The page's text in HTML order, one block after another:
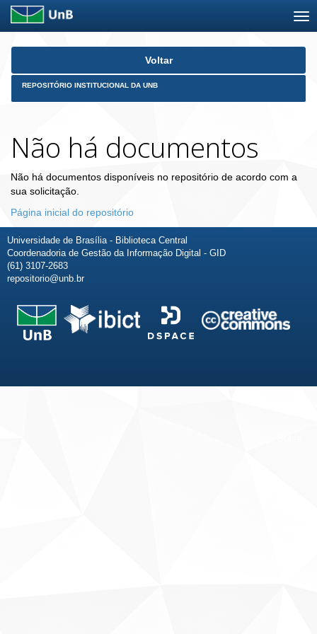
Skip
Voltar
REPOSITÓRIO INSTITUCIONAL DA UNB
Não há documentos
Não há documentos disponíveis no repositório de acordo com a
sua solicitação.
Página inicial do repositório
Universidade de Brasília - Biblioteca Central
Coordenadoria de Gestão da Informação Digital - GID
(61) 3107-2683
repositorio@unb.br